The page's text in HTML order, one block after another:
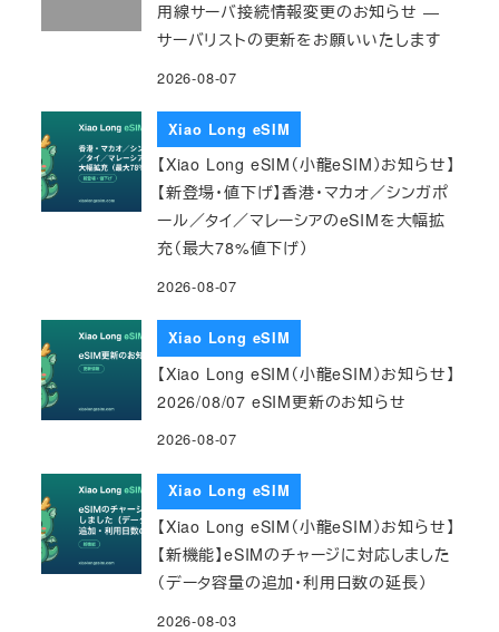
用線サーバ接続情報変更のお知らせ ―
サーバリストの更新をお願いいたします
2026-08-07
Xiao Long eSIM
【Xiao Long eSIM（小龍eSIM）お知らせ】
【新登場・値下げ】香港・マカオ／シンガポ
ール／タイ／マレーシアのeSIMを大幅拡
充（最大78%値下げ）
2026-08-07
Xiao Long eSIM
【Xiao Long eSIM（小龍eSIM）お知らせ】
2026/08/07 eSIM更新のお知らせ
2026-08-07
Xiao Long eSIM
【Xiao Long eSIM（小龍eSIM）お知らせ】
【新機能】eSIMのチャージに対応しました
（データ容量の追加・利用日数の延長）
2026-08-03